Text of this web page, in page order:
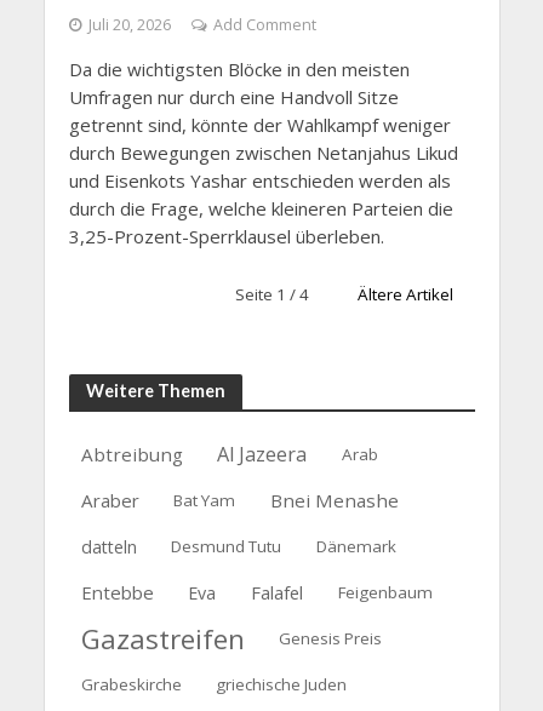
Juli 20, 2026 Add Comment
Da die wichtigsten Blöcke in den meisten
Umfragen nur durch eine Handvoll Sitze
getrennt sind, könnte der Wahlkampf weniger
durch Bewegungen zwischen Netanjahus Likud
und Eisenkots Yashar entschieden werden als
durch die Frage, welche kleineren Parteien die
3,25-Prozent-Sperrklausel überleben.
Seite 1 / 4 Ältere Artikel
Weitere Themen
Abtreibung Al Jazeera Arab
Araber Bat Yam Bnei Menashe
datteln Desmund Tutu Dänemark
Entebbe Eva Falafel Feigenbaum
Gazastreifen Genesis Preis
Grabeskirche griechische Juden